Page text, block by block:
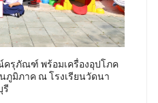
ครุภัณฑ์ พร้อมเครื่องอุปโภค
ภูมิภาค ณ โรงเรียนวัดนา
รี